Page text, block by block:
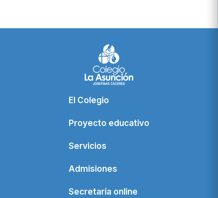
El Colegio
Proyecto educativo
Servicios
Admisiones
Secretaría online